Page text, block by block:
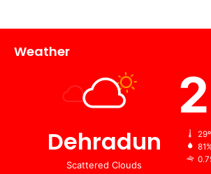
Weather
Dehradun
Scattered Clouds